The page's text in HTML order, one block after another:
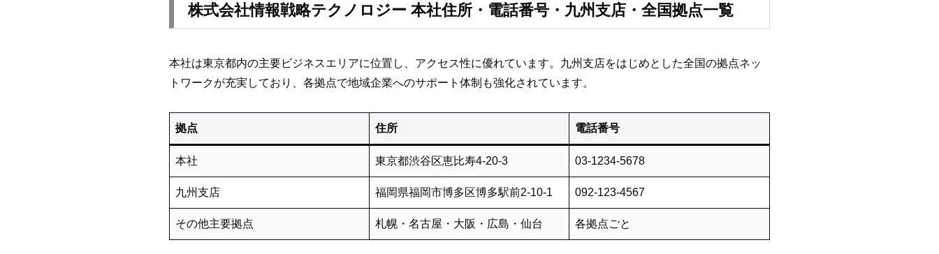
株式会社情報戦略テクノロジー 本社住所・電話番号・九州支店・全国拠点一覧
本社は東京都内の主要ビジネスエリアに位置し、アクセス性に優れています。九州支店をはじめとした全国の拠点ネッ
トワークが充実しており、各拠点で地域企業へのサポート体制も強化されています。
拠点 住所 電話番号
本社 東京都渋谷区恵比寿4-20-3 03-1234-5678
九州支店 福岡県福岡市博多区博多駅前2-10-1 092-123-4567
その他主要拠点 札幌・名古屋・大阪・広島・仙台 各拠点ごと